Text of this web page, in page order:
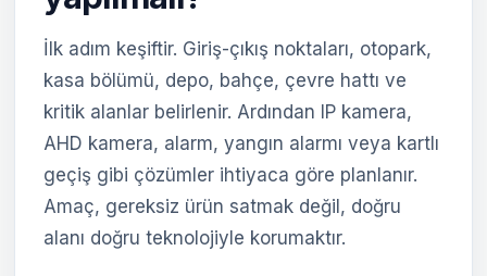
İlk adım keşiftir. Giriş-çıkış noktaları, otopark,
kasa bölümü, depo, bahçe, çevre hattı ve
kritik alanlar belirlenir. Ardından IP kamera,
AHD kamera, alarm, yangın alarmı veya kartlı
geçiş gibi çözümler ihtiyaca göre planlanır.
Amaç, gereksiz ürün satmak değil, doğru
alanı doğru teknolojiyle korumaktır.